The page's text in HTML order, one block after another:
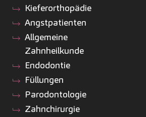
Kiefer­orthopädie
Angstpatienten
Allgemeine
Zahnheilkunde
Endodontie
Füllungen
Parodontologie
Zahnchirurgie